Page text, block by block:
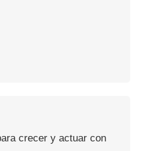
crecer y actuar con